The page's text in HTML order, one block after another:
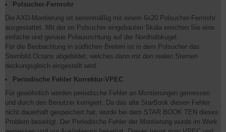
Polsucher-Fernrohr
Die AXD-Montierung ist serienmäßig mit einem 6x20 Polsucher-Fernrohr
ausgestattet. Mit der im Polsucher eingebauten Skala ereichen Sie eine
einfache und genaue Polausrichtung auf der Nordhalbkugel.
Für die Beobachtung in südlichen Breiten ist in dem Polsucher das
Sternbild Octans abgebildet, welches dann mit den realen Sternen
deckungsgleich eingestellt wird.
Periodische Fehler Korrektur-VPEC
Für gewöhnlich werden periodische Fehler an Montierungen gemessen
und durch den Benutzer korrigiert. Da das alte StarBook diesen Fehler
nicht dauerhaft gespeichert hat, wurde bei dem STAR BOOK TEN dieses
Problem beseitigt. Der Periodische Fehler der Montierung wurde im Werk